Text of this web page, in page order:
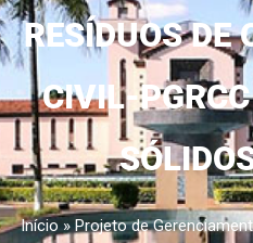
RESÍDUOS DE
CIVIL-
Início »Projeto de